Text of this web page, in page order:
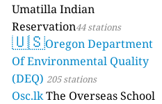
Umatilla Indian
Reservation44 stations
🇺🇸Oregon Department
Of Environmental Quality
(DEQ) 205 stations
Osc.lkThe Overseas School